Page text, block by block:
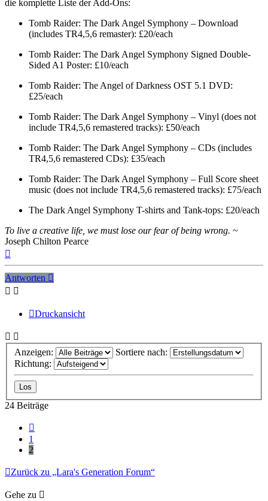
die komplette Liste der Add-Ons:
Tomb Raider: The Dark Angel Symphony – Download
(includes TR4,5,6 remaster): £20/each
Tomb Raider: The Dark Angel Symphony Signed Double-
Sided A1 Poster: £10/each
Tomb Raider: The Angel of Darkness OST 5.1 DVD:
£25/each
Tomb Raider: The Dark Angel Symphony – Vinyl (does not
include TR4,5,6 remastered tracks): £50/each
Tomb Raider: The Dark Angel Symphony – CDs (includes
TR4,5,6 remastered CDs): £35/each
Tomb Raider: The Dark Angel Symphony – Full Score sheet
music (does not include TR4,5,6 remastered tracks): £75/each
The Dark Angel Symphony T-shirts and Tank-tops: £20/each
To live a creative life, we must lose our fear of being wrong. ~
Joseph Chilton Pearce
Antworten
Druckansicht
Anzeigen:
Sortiere nach:
Richtung:
24 Beiträge
1
2
Zurück zu „Lara's Generation Forum“
Gehe zu